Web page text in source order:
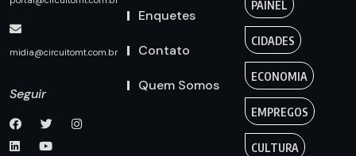
midia@circuitomt.com.br
Seguir
Enquetes
Contato
Quem Somos
PAINEL
CIDADES
ECONOMIA
EMPREGOS
CULTURA